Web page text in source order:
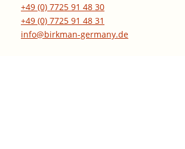
+49 (0) 7725 91 48 30
+49 (0) 7725 91 48 31
info@birkman-germany.de